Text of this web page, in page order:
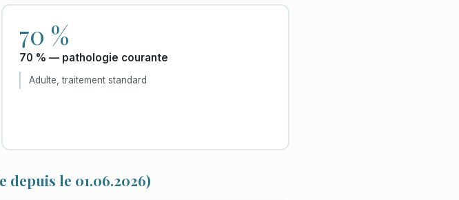
70 %
70 % — pathologie courante
Adulte, traitement standard
depuis le 01.06.2026)